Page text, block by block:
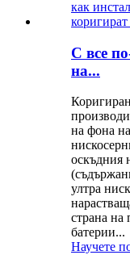
С все
на...
на фона
оскъдния
ултра
страна на
батерии...
Научете